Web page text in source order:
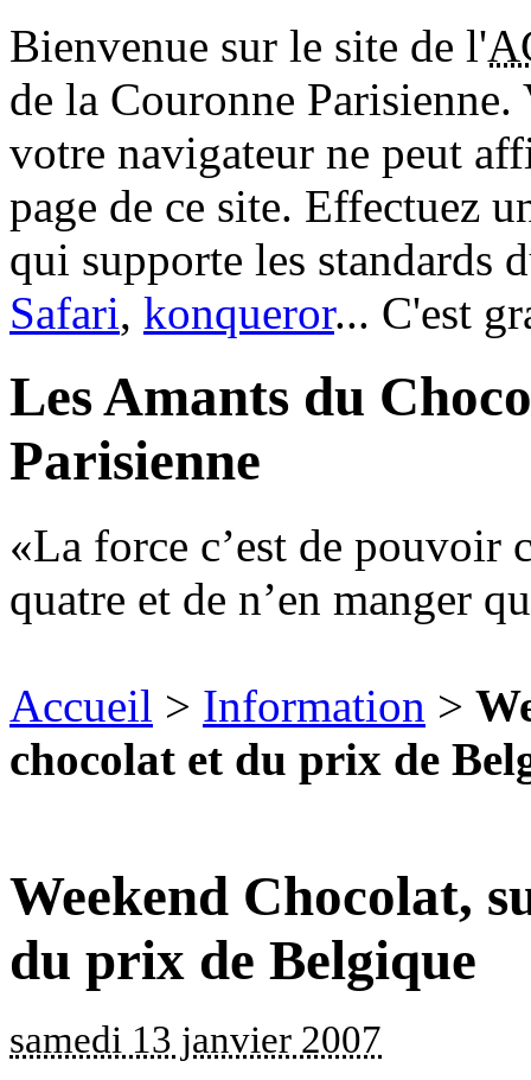
Bienvenue sur le site de l'
de la Couronne Parisienne.
votre navigateur ne peut
page de ce site. Effectuez
qui supporte les standards
Safari, konqueror... C'est
Les Amants du
Parisienne
La force c’est de pouvoir
quatre et de n’en manger
Accueil > Information >
chocolat et du prix de
Weekend Chocolat,
du prix de Belgique
samedi 13 janvier 2007